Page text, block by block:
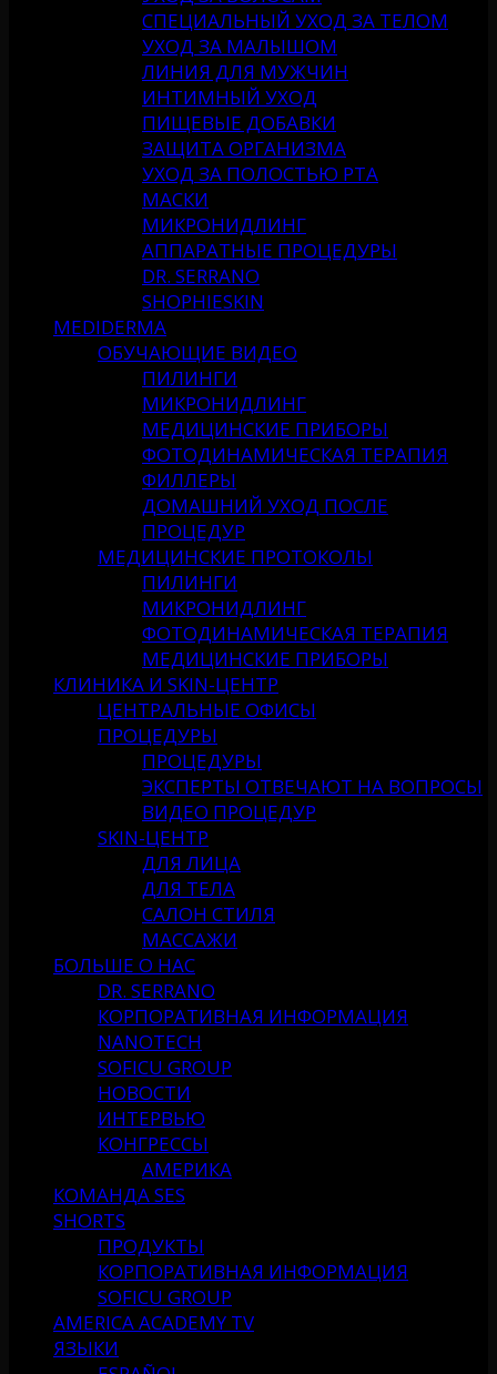
СПЕЦИАЛЬНЫЙ УХОД ЗА ТЕЛОМ
УХОД ЗА МАЛЫШОМ
ЛИНИЯ ДЛЯ МУЖЧИН
ИНТИМНЫЙ УХОД
ПИЩЕВЫЕ ДОБАВКИ
ЗАЩИТА ОРГАНИЗМА
УХОД ЗА ПОЛОСТЬЮ РТА
МАСКИ
МИКРОНИДЛИНГ
АППАРАТНЫЕ ПРОЦЕДУРЫ
DR. SERRANO
SHOPHIESKIN
MEDIDERMA
ОБУЧАЮЩИЕ ВИДЕО
ПИЛИНГИ
МИКРОНИДЛИНГ
МЕДИЦИНСКИЕ ПРИБОРЫ
ФОТОДИНАМИЧЕСКАЯ ТЕРАПИЯ
ФИЛЛЕРЫ
ДОМАШНИЙ УХОД ПОСЛЕ
ПРОЦЕДУР
МЕДИЦИНСКИЕ ПРОТОКОЛЫ
ПИЛИНГИ
МИКРОНИДЛИНГ
ФОТОДИНАМИЧЕСКАЯ ТЕРАПИЯ
МЕДИЦИНСКИЕ ПРИБОРЫ
КЛИНИКА И SKIN-ЦЕНТР
ЦЕНТРАЛЬНЫЕ ОФИСЫ
ПРОЦЕДУРЫ
ПРОЦЕДУРЫ
ЭКСПЕРТЫ ОТВЕЧАЮТ НА ВОПРОСЫ
ВИДЕО ПРОЦЕДУР
SKIN-ЦЕНТР
ДЛЯ ЛИЦА
ДЛЯ ТЕЛА
САЛОН СТИЛЯ
МАССАЖИ
БОЛЬШЕ О НАС
DR. SERRANO
КОРПОРАТИВНАЯ ИНФОРМАЦИЯ
NANOTECH
SOFICU GROUP
НОВОСТИ
ИНТЕРВЬЮ
КОНГРЕССЫ
АМЕРИКА
КОМАНДА SES
SHORTS
ПРОДУКТЫ
КОРПОРАТИВНАЯ ИНФОРМАЦИЯ
SOFICU GROUP
AMERICA ACADEMY TV
ЯЗЫКИ